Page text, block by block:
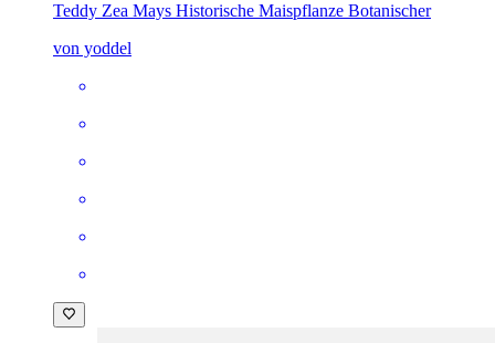
Teddy Zea Mays Historische Maispflanze Botanischer
von yoddel